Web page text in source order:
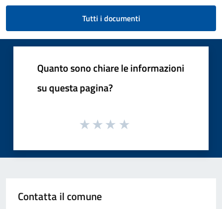
Tutti i documenti
Quanto sono chiare le informazioni
su questa pagina?
Contatta il comune